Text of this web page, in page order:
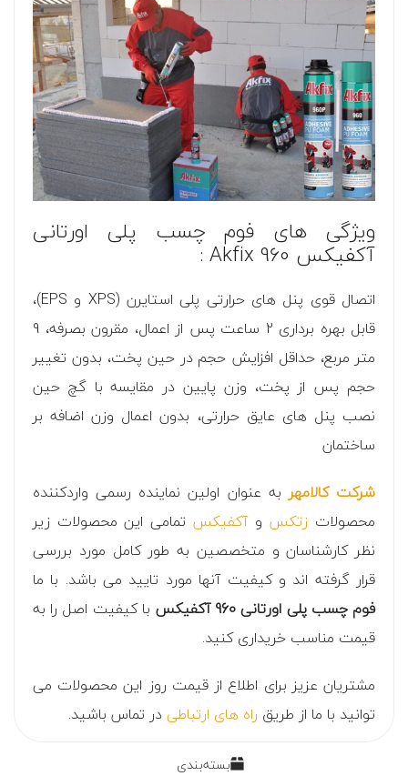
ویژگی های فوم چسب پلی اورتانی
آکفیکس Akfix 960 :
اتصال قوی پنل های حرارتی پلی استایرن (XPS و EPS)،
قابل بهره برداری 2 ساعت پس از اعمال، مقرون بصرفه، 9
متر مربع، حداقل افزایش حجم در حین پخت، بدون تغییر
حجم پس از پخت، وزن پایین در مقایسه با گچ حین
نصب پنل های عایق حرارتی، بدون اعمال وزن اضافه بر
ساختمان
شرکت کالامهر به عنوان اولین نماینده رسمی واردکننده
محصولات زتکس وآکفیکس تمامی این محصولات زیر
نظر کارشناسان و متخصصین به طور کامل مورد بررسی
قرار گرفته اند و کیفیت آنها مورد تایید می باشد. با ما
فوم چسب پلی اورتانی 960 آکفیکس
با کیفیت اصل را به
قیمت مناسب خریداری کنید.
مشتریان عزیز برای اطلاع از قیمت روز این محصولات می
توانید با ما از طریق راه های ارتباطیدر تماس باشید.
بسته‌بندی